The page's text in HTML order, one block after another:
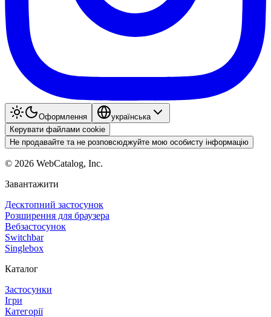
Оформлення
українська
Керувати файлами cookie
Не продавайте та не розповсюджуйте мою особисту інформацію
© 2026 WebCatalog, Inc.
Завантажити
Десктопний застосунок
Розширення для браузера
Вебзастосунок
Switchbar
Singlebox
Каталог
Застосунки
Ігри
Категорії